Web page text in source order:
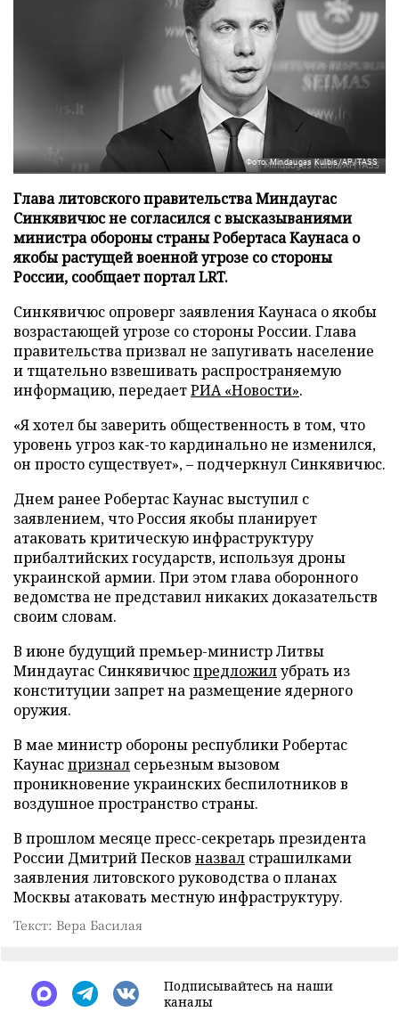
Фото: Mindaugas Kulbis/AP/TASS
Глава литовского правительства Миндаугас
Синкявичюс не согласился с высказываниями
министра обороны страны Робертаса Каунаса о
якобы растущей военной угрозе со стороны
России, сообщает портал LRT.
Синкявичюс опроверг заявления Каунаса о якобы
возрастающей угрозе со стороны России. Глава
правительства призвал не запугивать население
и тщательно взвешивать распространяемую
информацию, передаетРИА «Новости».
«Я хотел бы заверить общественность в том, что
уровень угроз как-то кардинально не изменился,
он просто существует», – подчеркнул Синкявичюс.
Днем ранее Робертас Каунас выступил с
заявлением, что Россия якобы планирует
атаковать критическую инфраструктуру
прибалтийских государств, используя дроны
украинской армии. При этом глава оборонного
ведомства не представил никаких доказательств
своим словам.
В июне будущий премьер-министр Литвы
Миндаугас Синкявичюспредложилубрать из
конституции запрет на размещение ядерного
оружия.
В мае министр обороны республики Робертас
Каунаспризнал серьезным вызовом
проникновение украинских беспилотников в
воздушное пространство страны.
В прошлом месяце пресс-секретарь президента
России Дмитрий Песков назвал страшилками
заявления литовского руководства о планах
Москвы атаковать местную инфраструктуру.
Текст: Вера Басилая
Подписывайтесь на наши
каналы